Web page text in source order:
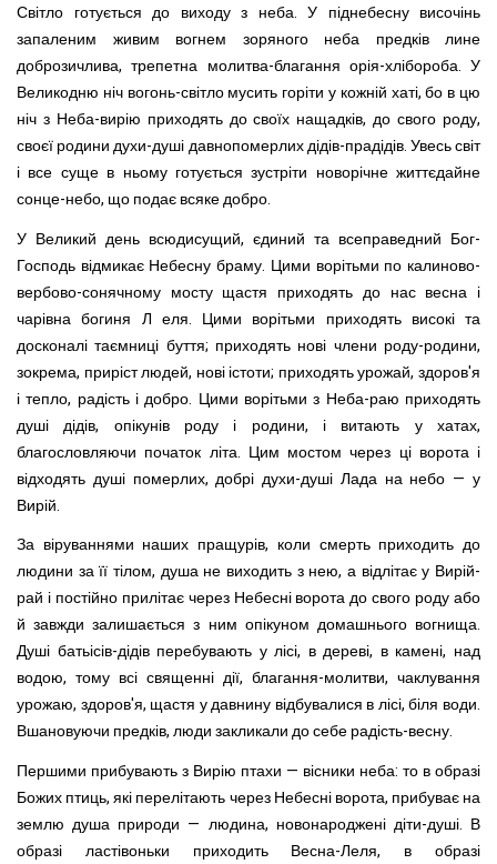
Світло готується до виходу з неба. У піднебесну височінь
запаленим живим вогнем зоряного неба предків лине
доброзичлива, трепетна молитва-благання орія-хлібороба. У
Великодню ніч вогонь-світло мусить горіти у кожній хаті, бо в цю
ніч з Неба-вирію приходять до своїх нащадків, до свого роду,
своєї родини духи-душі давнопомерлих дідів-прадідів. Увесь світ
і все суще в ньому готується зустріти новорічне життєдайне
сонце-небо, що подає всяке добро.
У Великий день всюдисущий, єдиний та всеправедний Бог-
Господь відмикає Небесну браму. Цими ворітьми по калиново-
вербово-сонячному мосту щастя приходять до нас весна і
чарівна богиня Л еля. Цими ворітьми приходять високі та
досконалі таємниці буття; приходять нові члени роду-родини,
зокрема, приріст людей, нові істоти; приходять урожай, здоров'я
і тепло, радість і добро. Цими ворітьми з Неба-раю приходять
душі дідів, опікунів роду і родини, і витають у хатах,
благословляючи початок літа. Цим мостом через ці ворота і
відходять душі померлих, добрі духи-душі Лада на небо — у
Вирій.
За віруваннями наших пращурів, коли смерть приходить до
людини за її тілом, душа не виходить з нею, а відлітає у Вирій-
рай і постійно прилітає через Небесні ворота до свого роду або
й завжди залишається з ним опікуном домашнього вогнища.
Душі батьісів-дідів перебувають у лісі, в дереві, в камені, над
водою, тому всі священні дії, благання-молитви, чаклування
урожаю, здоров'я, щастя у давнину відбувалися в лісі, біля води.
Вшановуючи предків, люди закликали до себе радість-весну.
Першими прибувають з Вирію птахи — вісники неба: то в образі
Божих птиць, які перелітають через Небесні ворота, прибуває на
землю душа при­роди — людина, новонароджені діти-душі. В
образі ластівоньки приходить Весна-Леля, в образі